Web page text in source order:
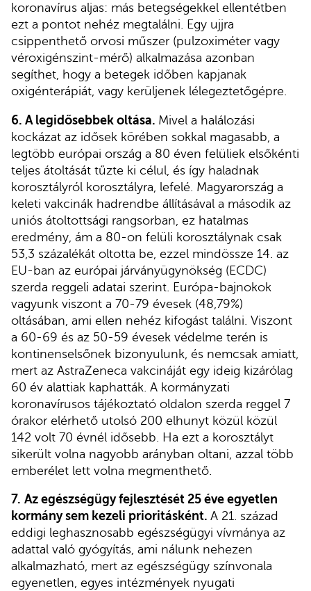
koronavírus aljas: más betegségekkel ellentétben
ezt a pontot nehéz megtalálni. Egy ujjra
csippenthető orvosi műszer (pulzoximéter vagy
véroxigénszint-mérő) alkalmazása azonban
segíthet, hogy a betegek időben kapjanak
oxigénterápiát, vagy kerüljenek lélegeztetőgépre.
6. A legidősebbek oltása. Mivel a halálozási
kockázat az idősek körében sokkal magasabb, a
legtöbb európai ország a 80 éven felüliek elsőkénti
teljes átoltását tűzte ki célul, és így haladnak
korosztályról korosztályra, lefelé. Magyarország a
keleti vakcinák hadrendbe állításával a második az
uniós átoltottsági rangsorban, ez hatalmas
eredmény, ám a 80-on felüli korosztálynak csak
53,3 százalékát oltotta be, ezzel mindössze 14. az
EU-ban az európai járványügynökség (ECDC)
szerda reggeli adatai szerint. Európa-bajnokok
vagyunk viszont a 70-79 évesek (48,79%)
oltásában, ami ellen nehéz kifogást találni. Viszont
a 60-69 és az 50-59 évesek védelme terén is
kontinenselsőnek bizonyulunk, és nemcsak amiatt,
mert az AstraZeneca vakcináját egy ideig kizárólag
60 év alattiak kaphatták. A kormányzati
koronavírusos tájékoztató oldalon szerda reggel 7
órakor elérhető utolsó 200 elhunyt közül közül
142 volt 70 évnél idősebb. Ha ezt a korosztályt
sikerült volna nagyobb arányban oltani, azzal több
emberélet lett volna megmenthető.
7. Az egészségügy fejlesztését 25 éve egyetlen
kormány sem kezeli prioritásként. A 21. század
eddigi leghasznosabb egészségügyi vívmánya az
adattal való gyógyítás, ami nálunk nehezen
alkalmazható, mert az egészségügy színvonala
egyenetlen, egyes intézmények nyugati